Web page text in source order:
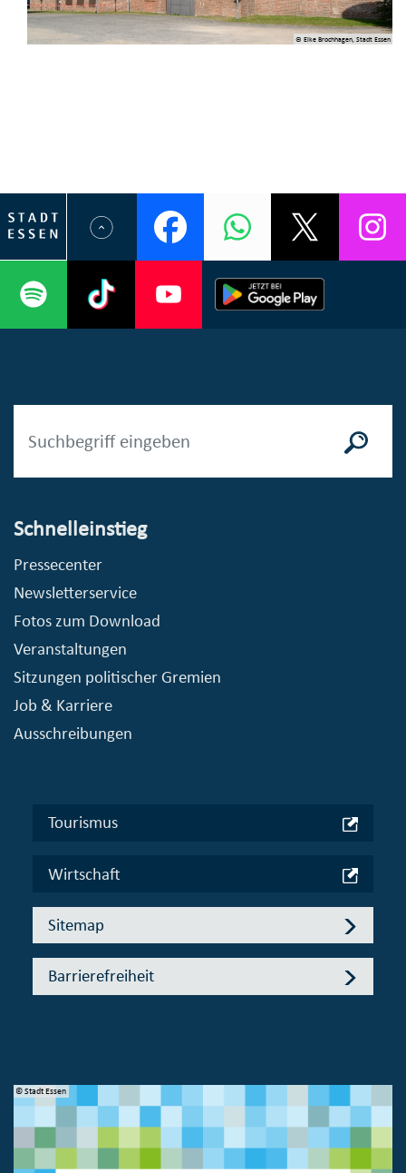
© Elke Brochhagen, Stadt Essen
Schnelleinstieg
Pressecenter
Newsletterservice
Fotos zum Download
Veranstaltungen
Sitzungen politischer Gremien
Job & Karriere
Ausschreibungen
Tourismus
Wirtschaft
Sitemap
Barrierefreiheit
© Stadt Essen